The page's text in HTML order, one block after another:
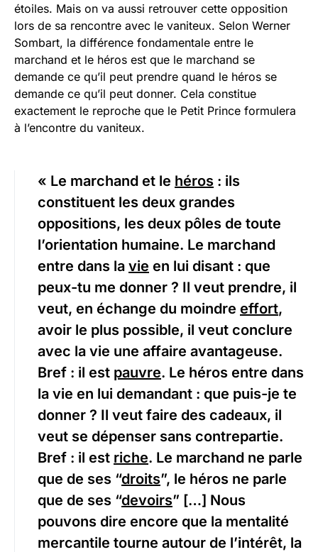
étoiles. Mais on va aussi retrouver cette opposition
lors de sa rencontre avec le vaniteux. Selon Werner
Sombart, la différence fondamentale entre le
marchand et le héros est que le marchand se
demande ce qu’il peut prendre quand le héros se
demande ce qu’il peut donner. Cela constitue
exactement le reproche que le Petit Prince formulera
à l’encontre du vaniteux.
« Le marchand et le héros : ils
constituent les deux grandes
oppositions, les deux pôles de toute
l’orientation humaine. Le marchand
entre dans la vie en lui disant : que
peux-tu me donner ? Il veut prendre, il
veut, en échange du moindre effort,
avoir le plus possible, il veut conclure
avec la vie une affaire avantageuse.
Bref : il est pauvre. Le héros entre dans
la vie en lui demandant : que puis-je te
donner ? Il veut faire des cadeaux, il
veut se dépenser sans contrepartie.
Bref : il est riche. Le marchand ne parle
que de ses “droits”, le héros ne parle
que de ses “devoirs” […] Nous
pouvons dire encore que la mentalité
mercantile tourne autour de l’intérêt, la